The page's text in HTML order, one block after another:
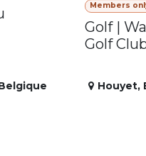
Members
Golf |
Golf
Houyet,